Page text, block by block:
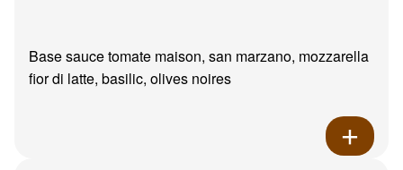
Base sauce tomate maison, san marzano, mozzarella
fior di latte, basilic, olives noires